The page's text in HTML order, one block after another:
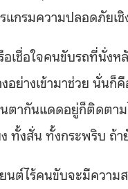
กรมความปลอดภัยเชิ
ชื่อใจคนขับรถที่นั่งห
อย่างเข้ามาช่วย นั่น
ากันแดดอยู่ก็ติดตา
ทั้งสั่น ทั้งกระพริบ ถ้
นต์ไร้คนขับจะมีควา